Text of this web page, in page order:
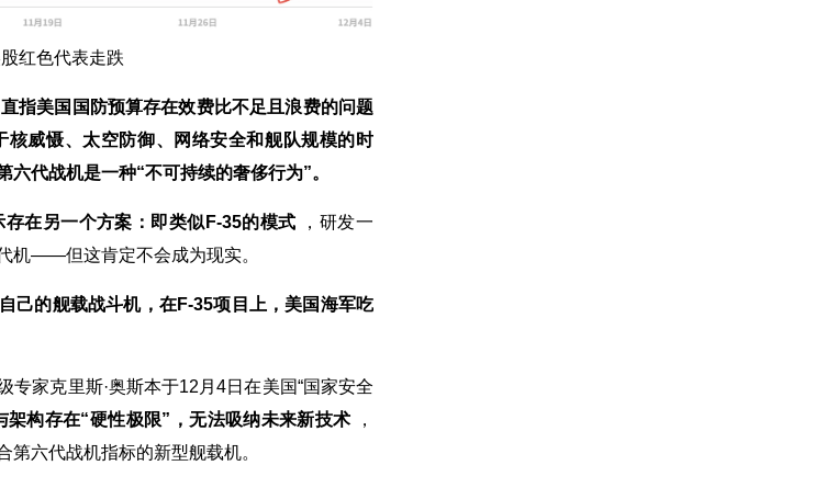
红色代表走跌
直指美国国防预算存在效费比不足且浪费的问题
核威慑、太空防御、网络安全和舰队规模的时
代战机是一种“不可持续的奢侈行为”。
存在另一个方案：即类似F-35的模式
，研发一
机——但这肯定不会成为现实。
己的舰载战斗机，在F-35项目上，美国海军吃
专家克里斯·奥斯本于12月4日在美国“国家安全
架构存在“硬性极限”，无法吸纳未来新技术
，
第六代战机指标的新型舰载机。